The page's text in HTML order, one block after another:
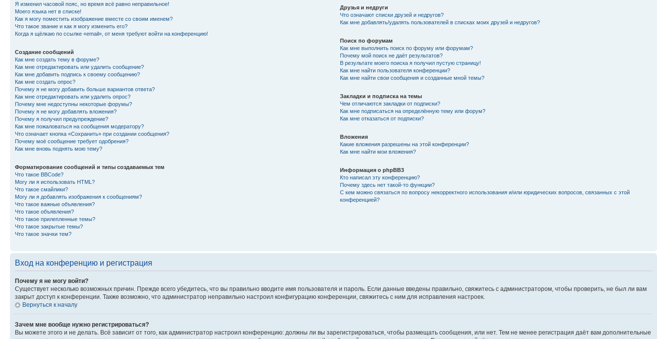
Я изменил часовой пояс, но время всё равно неправильное!
Моего языка нет в списке!
Как я могу поместить изображение вместе со своим именем?
Что такое звание и как я могу изменить его?
Когда я щёлкаю по ссылке «email», от меня требуют войти на конференцию!
Создание сообщений
Как мне создать тему в форуме?
Как мне отредактировать или удалить сообщение?
Как мне добавить подпись к своему сообщению?
Как мне создать опрос?
Почему я не могу добавить больше вариантов ответа?
Как мне отредактировать или удалить опрос?
Почему мне недоступны некоторые форумы?
Почему я не могу добавлять вложения?
Почему я получил предупреждение?
Как мне пожаловаться на сообщения модератору?
Что означает кнопка «Сохранить» при создании сообщения?
Почему моё сообщение требует одобрения?
Как мне вновь поднять мою тему?
Форматирование сообщений и типы создаваемых тем
Что такое BBCode?
Могу ли я использовать HTML?
Что такое смайлики?
Могу ли я добавлять изображения к сообщениям?
Что такое важные объявления?
Что такое объявления?
Что такое прилепленные темы?
Что такое закрытые темы?
Что такое значки тем?
Друзья и недруги
Что означают списки друзей и недругов?
Как мне добавлять/удалять пользователей в списках моих друзей и недругов?
Поиск по форумам
Как мне выполнить поиск по форуму или форумам?
Почему мой поиск не даёт результатов?
В результате моего поиска я получил пустую страницу!
Как мне найти пользователя конференции?
Как мне найти свои сообщения и созданные мной темы?
Закладки и подписка на темы
Чем отличаются закладки от подписки?
Как мне подписаться на определённую тему или форум?
Как мне отказаться от подписки?
Вложения
Какие вложения разрешены на этой конференции?
Как мне найти мои вложения?
Информация о phpBB3
Кто написал эту конференцию?
Почему здесь нет такой-то функции?
С кем можно связаться по вопросу некорректного использования и/или юридических вопросов, связанных с этой
конференцией?
Вход на конференцию и регистрация
Почему я не могу войти?
Существует несколько возможных причин. Прежде всего убедитесь, что вы правильно вводите имя пользователя и пароль. Если данные введены правильно, свяжитесь с администратором, чтобы проверить, не был ли вам
закрыт доступ к конференции. Также возможно, что администратор неправильно настроил конфигурацию конференции, свяжитесь с ним для исправления настроек.
Вернуться к началу
Зачем мне вообще нужно регистрироваться?
Вы можете этого и не делать. Всё зависит от того, как администратор настроил конференцию: должны ли вы зарегистрироваться, чтобы размещать сообщения, или нет. Тем не менее регистрация даёт вам дополнительные